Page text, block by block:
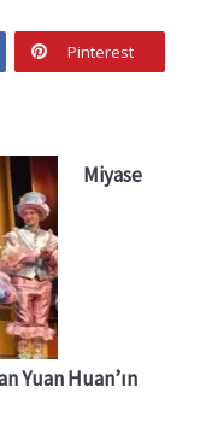
Pinterest
Miyase
Yuan Huan’ın